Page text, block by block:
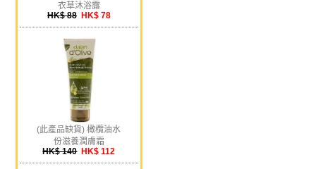
衣草沐浴露
HK$ 88 HK$ 78
(此產品缺貨) 橄欖油水
份滋養潤膚霜
HK$ 140 HK$ 112